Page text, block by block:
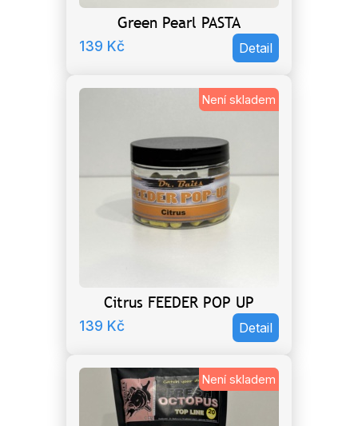
Green Pearl PASTA
139 Kč Detail
Není skladem
Citrus FEEDER POP UP
139 Kč Detail
Není skladem